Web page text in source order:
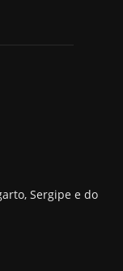
Sergipe e do